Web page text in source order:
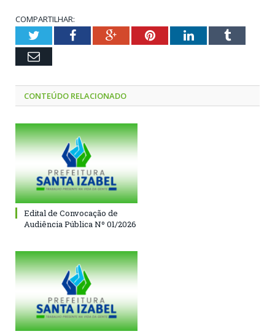
COMPARTILHAR:
TwitterFacebookGoogle+PinterestLinkedInTumblr
Email
CONTEÚDO RELACIONADO
Edital de Convocação de
Audiência Pública Nº 01/2026